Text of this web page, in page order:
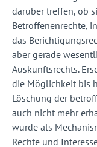
darüber treffen, ob
Betroffenenrechte,
das
aber gerade
Auskunftsrechts.
die Möglichkeit bis
Löschung der
auch nicht mehr
wurde als
Rechte und